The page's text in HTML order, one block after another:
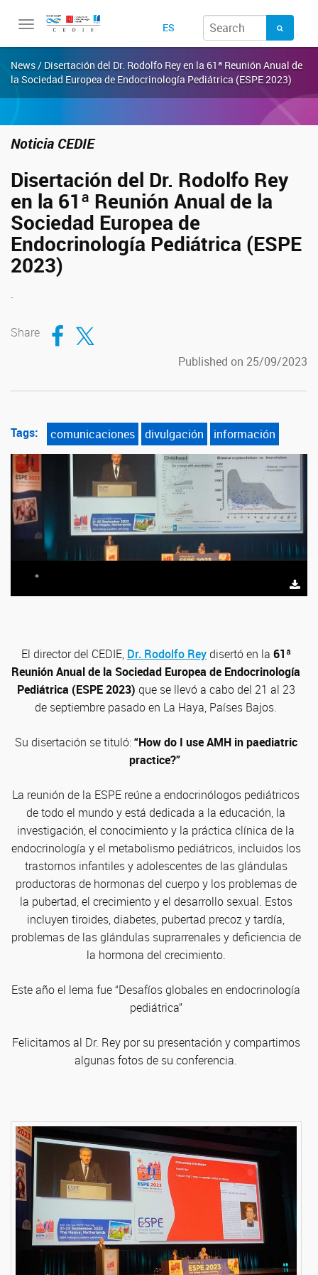
Toggle
ES
News / Disertación del Dr. Rodolfo Rey en la 61ª Reunión Anual de
la Sociedad Europea de Endocrinología Pediátrica (ESPE 2023)
Noticia CEDIE
Disertación del Dr. Rodolfo Rey
en la 61ª Reunión Anual de la
Sociedad Europea de
Endocrinología Pediátrica (ESPE
2023)
.
Share Compartir en Facebook
Compartir en Twitter
Published on 25/09/2023
Tags: comunicaciones divulgación información
*
El director del CEDIE, Dr. Rodolfo Reydisertó en la 61ª
Reunión Anual de la Sociedad Europea de Endocrinología
Pediátrica (ESPE 2023) que se llevó a cabo del 21 al 23
de septiembre pasado en La Haya, Países Bajos.
Su disertación se tituló:“How do I use AMH in paediatric
practice?”
La reunión de la ESPE reúne a endocrinólogos pediátricos
de todo el mundo y está dedicada a la educación, la
investigación, el conocimiento y la práctica clínica de la
endocrinología y el metabolismo pediátricos, incluidos los
trastornos infantiles y adolescentes de las glándulas
productoras de hormonas del cuerpo y los problemas de
la pubertad, el crecimiento y el desarrollo sexual. Estos
incluyen tiroides, diabetes, pubertad precoz y tardía,
problemas de las glándulas suprarrenales y deficiencia de
la hormona del crecimiento.
Este año el lema fue “Desafíos globales en endocrinología
pediátrica”
Felicitamos al Dr. Rey por su presentación y compartimos
algunas fotos de su conferencia.